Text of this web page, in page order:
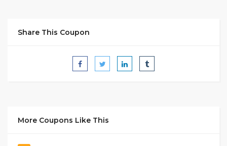
Share This Coupon
More Coupons Like This